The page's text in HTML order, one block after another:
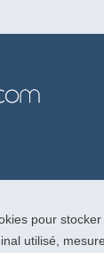
pour
utilisé,